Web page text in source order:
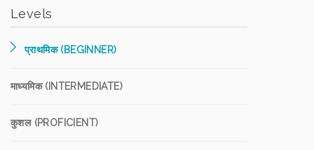
Levels
प्राथमिक (BEGINNER)
माध्यमिक (INTERMEDIATE)
कुशल (PROFICIENT)